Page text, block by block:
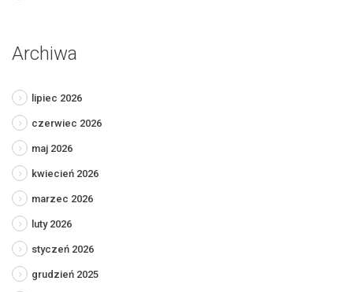
Archiwa
lipiec 2026
czerwiec 2026
maj 2026
kwiecień 2026
marzec 2026
luty 2026
styczeń 2026
grudzień 2025